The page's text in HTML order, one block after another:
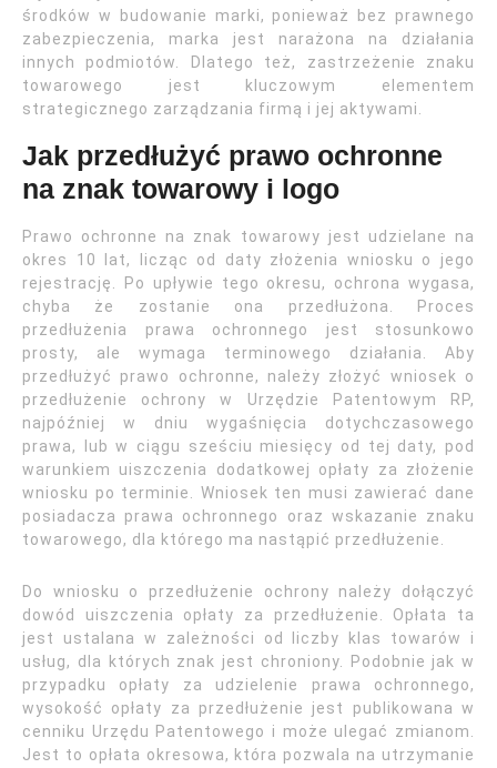
środków w budowanie marki, ponieważ bez prawnego
zabezpieczenia, marka jest narażona na działania
innych podmiotów. Dlatego też, zastrzeżenie znaku
towarowego jest kluczowym elementem
strategicznego zarządzania firmą i jej aktywami.
Jak przedłużyć prawo ochronne
na znak towarowy i logo
Prawo ochronne na znak towarowy jest udzielane na
okres 10 lat, licząc od daty złożenia wniosku o jego
rejestrację. Po upływie tego okresu, ochrona wygasa,
chyba że zostanie ona przedłużona. Proces
przedłużenia prawa ochronnego jest stosunkowo
prosty, ale wymaga terminowego działania. Aby
przedłużyć prawo ochronne, należy złożyć wniosek o
przedłużenie ochrony w Urzędzie Patentowym RP,
najpóźniej w dniu wygaśnięcia dotychczasowego
prawa, lub w ciągu sześciu miesięcy od tej daty, pod
warunkiem uiszczenia dodatkowej opłaty za złożenie
wniosku po terminie. Wniosek ten musi zawierać dane
posiadacza prawa ochronnego oraz wskazanie znaku
towarowego, dla którego ma nastąpić przedłużenie.
Do wniosku o przedłużenie ochrony należy dołączyć
dowód uiszczenia opłaty za przedłużenie. Opłata ta
jest ustalana w zależności od liczby klas towarów i
usług, dla których znak jest chroniony. Podobnie jak w
przypadku opłaty za udzielenie prawa ochronnego,
wysokość opłaty za przedłużenie jest publikowana w
cenniku Urzędu Patentowego i może ulegać zmianom.
Jest to opłata okresowa, która pozwala na utrzymanie